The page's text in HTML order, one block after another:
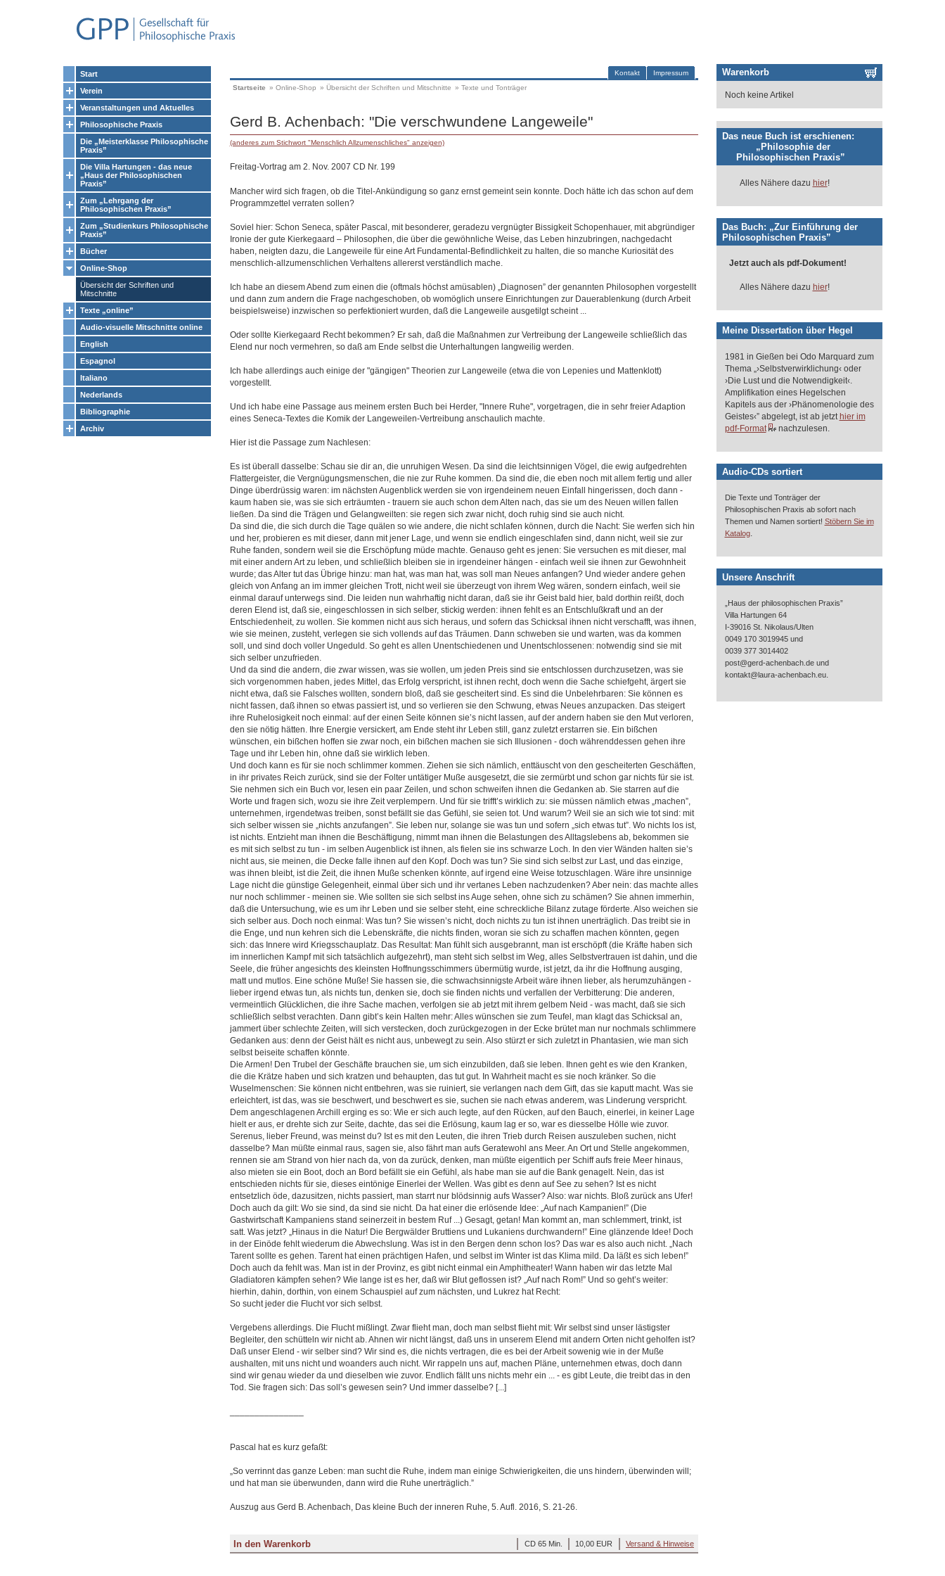
Start
Verein
Veranstaltungen und Aktuelles
Philosophische Praxis
Die „Meisterklasse Philosophische
Praxis”
Die Villa Hartungen - das neue
„Haus der Philosophischen
Praxis”
Zum „Lehrgang der
Philosophischen Praxis”
Zum „Studienkurs Philosophische
Praxis”
Bücher
Online-Shop
Übersicht der Schriften und
Mitschnitte
Texte „online”
Audio-visuelle Mitschnitte online
English
Espagnol
Italiano
Nederlands
Bibliographie
Archiv
Impressum
Kontakt
Startseite » Online-Shop » Übersicht der Schriften und Mitschnitte » Texte und Tonträger
Gerd B. Achenbach: "Die verschwundene Langeweile"
(anderes zum Stichwort "Menschlich Allzumenschliches" anzeigen)
Freitag-Vortrag am 2. Nov. 2007 CD Nr. 199
Mancher wird sich fragen, ob die Titel-Ankündigung so ganz ernst gemeint sein konnte. Doch hätte ich das schon auf dem
Programmzettel verraten sollen?
Soviel hier: Schon Seneca, später Pascal, mit besonderer, geradezu vergnügter Bissigkeit Schopenhauer, mit abgründiger
Ironie der gute Kierkegaard – Philosophen, die über die gewöhnliche Weise, das Leben hinzubringen, nachgedacht
haben, neigten dazu, die Langeweile für eine Art Fundamental-Befindlichkeit zu halten, die so manche Kuriosität des
menschlich-allzumenschlichen Verhaltens allererst verständlich mache.
Ich habe an diesem Abend zum einen die (oftmals höchst amüsablen) „Diagnosen” der genannten Philosophen vorgestellt
und dann zum andern die Frage nachgeschoben, ob womöglich unsere Einrichtungen zur Dauerablenkung (durch Arbeit
beispielsweise) inzwischen so perfektioniert wurden, daß die Langeweile ausgetilgt scheint ...
Oder sollte Kierkegaard Recht bekommen? Er sah, daß die Maßnahmen zur Vertreibung der Langeweile schließlich das
Elend nur noch vermehren, so daß am Ende selbst die Unterhaltungen langweilig werden.
Ich habe allerdings auch einige der "gängigen" Theorien zur Langeweile (etwa die von Lepenies und Mattenklott)
vorgestellt.
Und ich habe eine Passage aus meinem ersten Buch bei Herder, "Innere Ruhe", vorgetragen, die in sehr freier Adaption
eines Seneca-Textes die Komik der Langeweilen-Vertreibung anschaulich machte.
Hier ist die Passage zum Nachlesen:
Es ist überall dasselbe: Schau sie dir an, die unruhigen Wesen. Da sind die leichtsinnigen Vögel, die ewig aufgedrehten
Flattergeister, die Vergnügungsmenschen, die nie zur Ruhe kommen. Da sind die, die eben noch mit allem fertig und aller
Dinge überdrüssig waren: im nächsten Augenblick werden sie von irgendeinem neuen Einfall hingerissen, doch dann -
kaum haben sie, was sie sich erträumten - trauern sie auch schon dem Alten nach, das sie um des Neuen willen fallen
ließen. Da sind die Trägen und Gelangweilten: sie regen sich zwar nicht, doch ruhig sind sie auch nicht.
Da sind die, die sich durch die Tage quälen so wie andere, die nicht schlafen können, durch die Nacht: Sie werfen sich hin
und her, probieren es mit dieser, dann mit jener Lage, und wenn sie endlich eingeschlafen sind, dann nicht, weil sie zur
Ruhe fanden, sondern weil sie die Erschöpfung müde machte. Genauso geht es jenen: Sie versuchen es mit dieser, mal
mit einer andern Art zu leben, und schließlich bleiben sie in irgendeiner hängen - einfach weil sie ihnen zur Gewohnheit
wurde; das Alter tut das Übrige hinzu: man hat, was man hat, was soll man Neues anfangen? Und wieder andere gehen
gleich von Anfang an im immer gleichen Trott, nicht weil sie überzeugt von ihrem Weg wären, sondern einfach, weil sie
einmal darauf unterwegs sind. Die leiden nun wahrhaftig nicht daran, daß sie ihr Geist bald hier, bald dorthin reißt, doch
deren Elend ist, daß sie, eingeschlossen in sich selber, stickig werden: ihnen fehlt es an Entschlußkraft und an der
Entschiedenheit, zu wollen. Sie kommen nicht aus sich heraus, und sofern das Schicksal ihnen nicht verschafft, was ihnen,
wie sie meinen, zusteht, verlegen sie sich vollends auf das Träumen. Dann schweben sie und warten, was da kommen
soll, und sind doch voller Ungeduld. So geht es allen Unentschiedenen und Unentschlossenen: notwendig sind sie mit
sich selber unzufrieden.
Und da sind die andern, die zwar wissen, was sie wollen, um jeden Preis sind sie entschlossen durchzusetzen, was sie
sich vorgenommen haben, jedes Mittel, das Erfolg verspricht, ist ihnen recht, doch wenn die Sache schiefgeht, ärgert sie
nicht etwa, daß sie Falsches wollten, sondern bloß, daß sie gescheitert sind. Es sind die Unbelehrbaren: Sie können es
nicht fassen, daß ihnen so etwas passiert ist, und so verlieren sie den Schwung, etwas Neues anzupacken. Das steigert
ihre Ruhelosigkeit noch einmal: auf der einen Seite können sie’s nicht lassen, auf der andern haben sie den Mut verloren,
den sie nötig hätten. Ihre Energie versickert, am Ende steht ihr Leben still, ganz zuletzt erstarren sie. Ein bißchen
wünschen, ein bißchen hoffen sie zwar noch, ein bißchen machen sie sich Illusionen - doch währenddessen gehen ihre
Tage und ihr Leben hin, ohne daß sie wirklich leben.
Und doch kann es für sie noch schlimmer kommen. Ziehen sie sich nämlich, enttäuscht von den gescheiterten Geschäften,
in ihr privates Reich zurück, sind sie der Folter untätiger Muße ausgesetzt, die sie zermürbt und schon gar nichts für sie ist.
Sie nehmen sich ein Buch vor, lesen ein paar Zeilen, und schon schweifen ihnen die Gedanken ab. Sie starren auf die
Worte und fragen sich, wozu sie ihre Zeit verplempern. Und für sie trifft’s wirklich zu: sie müssen nämlich etwas „machen”,
unternehmen, irgendetwas treiben, sonst befällt sie das Gefühl, sie seien tot. Und warum? Weil sie an sich wie tot sind: mit
sich selber wissen sie „nichts anzufangen”. Sie leben nur, solange sie was tun und sofern „sich etwas tut”. Wo nichts los ist,
ist nichts. Entzieht man ihnen die Beschäftigung, nimmt man ihnen die Belastungen des Alltagslebens ab, bekommen sie
es mit sich selbst zu tun - im selben Augenblick ist ihnen, als fielen sie ins schwarze Loch. In den vier Wänden halten sie’s
nicht aus, sie meinen, die Decke falle ihnen auf den Kopf. Doch was tun? Sie sind sich selbst zur Last, und das einzige,
was ihnen bleibt, ist die Zeit, die ihnen Muße schenken könnte, auf irgend eine Weise totzuschlagen. Wäre ihre unsinnige
Lage nicht die günstige Gelegenheit, einmal über sich und ihr vertanes Leben nachzudenken? Aber nein: das machte alles
nur noch schlimmer - meinen sie. Wie sollten sie sich selbst ins Auge sehen, ohne sich zu schämen? Sie ahnen immerhin,
daß die Untersuchung, wie es um ihr Leben und sie selber steht, eine schreckliche Bilanz zutage förderte. Also weichen sie
sich selber aus. Doch noch einmal: Was tun? Sie wissen’s nicht, doch nichts zu tun ist ihnen unerträglich. Das treibt sie in
die Enge, und nun kehren sich die Lebenskräfte, die nichts finden, woran sie sich zu schaffen machen könnten, gegen
sich: das Innere wird Kriegsschauplatz. Das Resultat: Man fühlt sich ausgebrannt, man ist erschöpft (die Kräfte haben sich
im innerlichen Kampf mit sich tatsächlich aufgezehrt), man steht sich selbst im Weg, alles Selbstvertrauen ist dahin, und die
Seele, die früher angesichts des kleinsten Hoffnungsschimmers übermütig wurde, ist jetzt, da ihr die Hoffnung ausging,
matt und mutlos. Eine schöne Muße! Sie hassen sie, die schwachsinnigste Arbeit wäre ihnen lieber, als herumzuhängen -
lieber irgend etwas tun, als nichts tun, denken sie, doch sie finden nichts und verfallen der Verbitterung: Die anderen,
vermeintlich Glücklichen, die ihre Sache machen, verfolgen sie ab jetzt mit ihrem gelbem Neid - was macht, daß sie sich
schließlich selbst verachten. Dann gibt’s kein Halten mehr: Alles wünschen sie zum Teufel, man klagt das Schicksal an,
jammert über schlechte Zeiten, will sich verstecken, doch zurückgezogen in der Ecke brütet man nur nochmals schlimmere
Gedanken aus: denn der Geist hält es nicht aus, unbewegt zu sein. Also stürzt er sich zuletzt in Phantasien, wie man sich
selbst beiseite schaffen könnte.
Die Armen! Den Trubel der Geschäfte brauchen sie, um sich einzubilden, daß sie leben. Ihnen geht es wie den Kranken,
die die Krätze haben und sich kratzen und behaupten, das tut gut. In Wahrheit macht es sie noch kränker. So die
Wuselmenschen: Sie können nicht entbehren, was sie ruiniert, sie verlangen nach dem Gift, das sie kaputt macht. Was sie
erleichtert, ist das, was sie beschwert, und beschwert es sie, suchen sie nach etwas anderem, was Linderung verspricht.
Dem angeschlagenen Archill erging es so: Wie er sich auch legte, auf den Rücken, auf den Bauch, einerlei, in keiner Lage
hielt er aus, er drehte sich zur Seite, dachte, das sei die Erlösung, kaum lag er so, war es diesselbe Hölle wie zuvor.
Serenus, lieber Freund, was meinst du? Ist es mit den Leuten, die ihren Trieb durch Reisen auszuleben suchen, nicht
dasselbe? Man müßte einmal raus, sagen sie, also fährt man aufs Geratewohl ans Meer. An Ort und Stelle angekommen,
rennen sie am Strand von hier nach da, von da zurück, denken, man müßte eigentlich per Schiff aufs freie Meer hinaus,
also mieten sie ein Boot, doch an Bord befällt sie ein Gefühl, als habe man sie auf die Bank genagelt. Nein, das ist
entschieden nichts für sie, dieses eintönige Einerlei der Wellen. Was gibt es denn auf See zu sehen? Ist es nicht
entsetzlich öde, dazusitzen, nichts passiert, man starrt nur blödsinnig aufs Wasser? Also: war nichts. Bloß zurück ans Ufer!
Doch auch da gilt: Wo sie sind, da sind sie nicht. Da hat einer die erlösende Idee: „Auf nach Kampanien!” (Die
Gastwirtschaft Kampaniens stand seinerzeit in bestem Ruf ...) Gesagt, getan! Man kommt an, man schlemmert, trinkt, ist
satt. Was jetzt? „Hinaus in die Natur! Die Bergwälder Bruttiens und Lukaniens durchwandern!” Eine glänzende Idee! Doch
in der Einöde fehlt wiederum die Abwechslung. Was ist in den Bergen denn schon los? Das war es also auch nicht. „Nach
Tarent sollte es gehen. Tarent hat einen prächtigen Hafen, und selbst im Winter ist das Klima mild. Da läßt es sich leben!”
Doch auch da fehlt was. Man ist in der Provinz, es gibt nicht einmal ein Amphitheater! Wann haben wir das letzte Mal
Gladiatoren kämpfen sehen? Wie lange ist es her, daß wir Blut geflossen ist? „Auf nach Rom!” Und so geht’s weiter:
hierhin, dahin, dorthin, von einem Schauspiel auf zum nächsten, und Lukrez hat Recht:
So sucht jeder die Flucht vor sich selbst.
Vergebens allerdings. Die Flucht mißlingt. Zwar flieht man, doch man selbst flieht mit: Wir selbst sind unser lästigster
Begleiter, den schütteln wir nicht ab. Ahnen wir nicht längst, daß uns in unserem Elend mit andern Orten nicht geholfen ist?
Daß unser Elend - wir selber sind? Wir sind es, die nichts vertragen, die es bei der Arbeit sowenig wie in der Muße
aushalten, mit uns nicht und woanders auch nicht. Wir rappeln uns auf, machen Pläne, unternehmen etwas, doch dann
sind wir genau wieder da und dieselben wie zuvor. Endlich fällt uns nichts mehr ein ... - es gibt Leute, die treibt das in den
Tod. Sie fragen sich: Das soll’s gewesen sein? Und immer dasselbe? [...]
Pascal hat es kurz gefaßt:
„So verrinnt das ganze Leben: man sucht die Ruhe, indem man einige Schwierigkeiten, die uns hindern, überwinden will;
und hat man sie überwunden, dann wird die Ruhe unerträglich.”
Auszug aus Gerd B. Achenbach, Das kleine Buch der inneren Ruhe, 5. Aufl. 2016, S. 21-26.
Versand & Hinweise
10,00 EUR
CD 65 Min.
Warenkorb
Noch keine Artikel
Das neue Buch ist erschienen:
„Philosophie der
Philosophischen Praxis”
Alles Nähere dazu hier!
Das Buch: „Zur Einführung der
Philosophischen Praxis”
Jetzt auch als pdf-Dokument!
Alles Nähere dazu hier!
Meine Dissertation über Hegel
1981 in Gießen bei Odo Marquard zum
Thema „›Selbstverwirklichung‹ oder
›Die Lust und die Notwendigkeit‹.
Amplifikation eines Hegelschen
Kapitels aus der ›Phänomenologie des
Geistes‹” abgelegt, ist ab jetzt hier im
pdf-Format
nachzulesen.
Audio-CDs sortiert
Die Texte und Tonträger der
Philosophischen Praxis ab sofort nach
Themen und Namen sortiert! Stöbern Sie im
Katalog.
Unsere Anschrift
„Haus der philosophischen Praxis”
Villa Hartungen 64
I-39016 St. Nikolaus/Ulten
0049 170 3019945 und
0039 377 3014402
post@gerd-achenbach.de und
kontakt@laura-achenbach.eu.